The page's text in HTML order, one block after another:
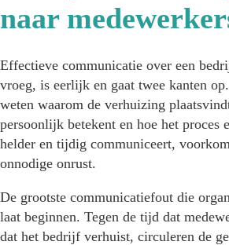
naar
Effectieve communicatie over een
vroeg, is eerlijk en gaat twee kanten
weten waarom de verhuizing
persoonlijk betekent en hoe het proces
helder en tijdig communiceert,
onnodige onrust.
De grootste communicatiefout die
laat beginnen. Tegen de tijd dat
dat het bedrijf verhuist, circuleren de